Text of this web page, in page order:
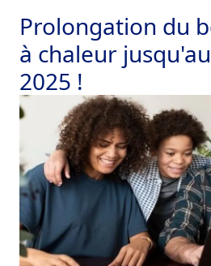
Prolongation du
à chaleur
2025 !